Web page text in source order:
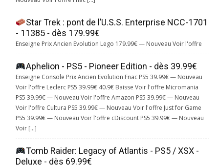
Star Trek : pont de l’U.S.S. Enterprise NCC-1701
- 11385 - dès 179.99€
Enseigne Prix Ancien Evolution Lego 179.99€ — Nouveau Voir l'offre
Aphelion - PS5 - Pioneer Edition - dès 39.99€
Enseigne Console Prix Ancien Evolution Fnac PS5 39.99€ — Nouveau
Voir l'offre Leclerc PS5 39.99€ 40.9€ Baisse Voir l'offre Micromania
PS5 39.99€ — Nouveau Voir l'offre Amazon PS5 39.99€ — Nouveau
Voir l'offre Cultura PS5 39.99€ — Nouveau Voir l'offre Just for Game
PS5 39.99€ — Nouveau Voir l'offre cDiscount PS5 39.99€ — Nouveau
Voir […]
Tomb Raider: Legacy of Atlantis - PS5 / XSX -
Deluxe - dès 69.99€